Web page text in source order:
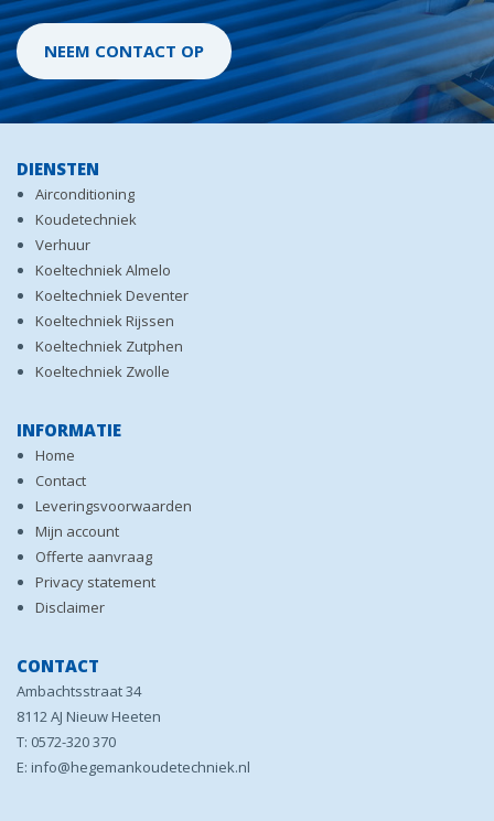
NEEM CONTACT OP
DIENSTEN
Airconditioning
Koudetechniek
Verhuur
Koeltechniek Almelo
Koeltechniek Deventer
Koeltechniek Rijssen
Koeltechniek Zutphen
Koeltechniek Zwolle
INFORMATIE
Home
Contact
Leveringsvoorwaarden
Mijn account
Offerte aanvraag
Privacy statement
Disclaimer
CONTACT
Ambachtsstraat 34
8112 AJ Nieuw Heeten
T: 0572-320 370
E: info@hegemankoudetechniek.nl